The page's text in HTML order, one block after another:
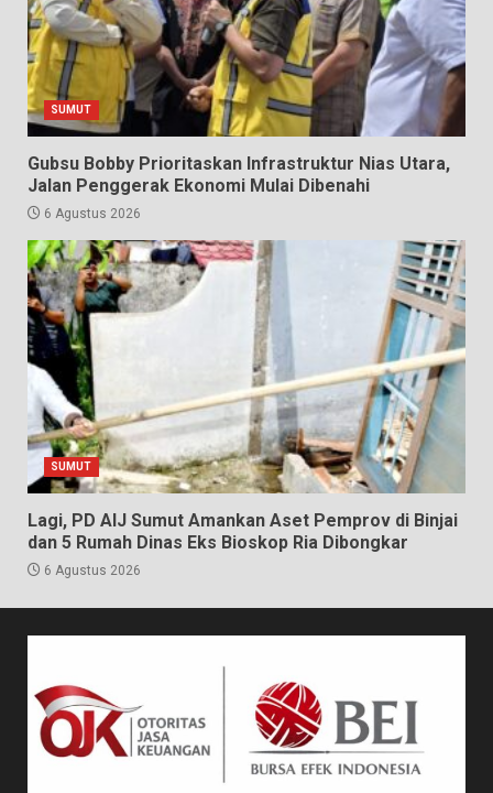
SUMUT
Gubsu Bobby Prioritaskan Infrastruktur Nias Utara,
Jalan Penggerak Ekonomi Mulai Dibenahi
6 Agustus 2026
SUMUT
Lagi, PD AIJ Sumut Amankan Aset Pemprov di Binjai
dan 5 Rumah Dinas Eks Bioskop Ria Dibongkar
6 Agustus 2026